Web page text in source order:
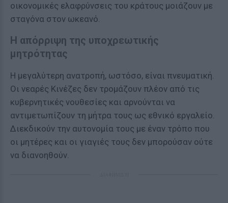
οικονομικές ελαφρύνσεις του κράτους μοιάζουν με
σταγόνα στον ωκεανό.
Η απόρριψη της υποχρεωτικής
μητρότητας
Η μεγαλύτερη ανατροπή, ωστόσο, είναι πνευματική.
Οι νεαρές Κινέζες δεν τρομάζουν πλέον από τις
κυβερνητικές νουθεσίες και αρνούνται να
αντιμετωπίζουν τη μήτρα τους ως εθνικό εργαλείο.
Διεκδικούν την αυτονομία τους με έναν τρόπο που
οι μητέρες και οι γιαγιές τους δεν μπορούσαν ούτε
να διανοηθούν.